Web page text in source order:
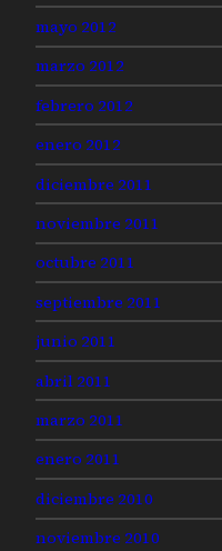
mayo 2012
marzo 2012
febrero 2012
enero 2012
diciembre 2011
noviembre 2011
octubre 2011
septiembre 2011
junio 2011
abril 2011
marzo 2011
enero 2011
diciembre 2010
noviembre 2010